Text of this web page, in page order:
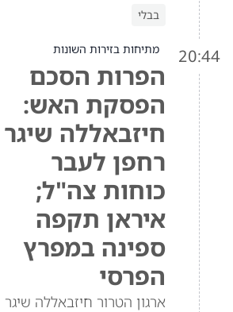
בבלי
20:44 מתיחות בזירות השונות
הפרות הסכם
הפסקת האש:
חיזבאללה שיגר
רחפן לעבר
כוחות צה"ל;
איראן תקפה
ספינה במפרץ
הפרסי
ארגון הטרור חיזבאללה שיגר